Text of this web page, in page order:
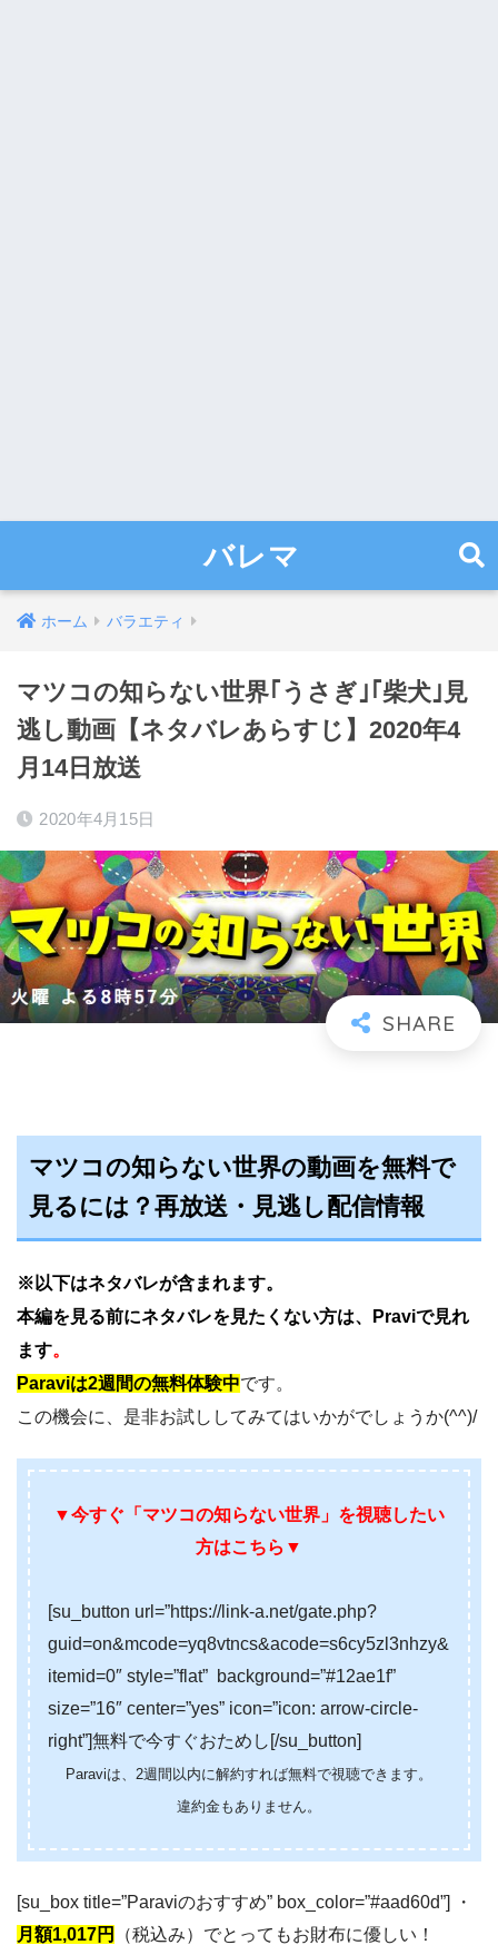
バレマ
ホーム バラエティ
マツコの知らない世界｢うさぎ｣｢柴犬｣見
逃し動画【ネタバレあらすじ】2020年4
月14日放送
2020年4月15日
マツコの知らない世界の動画を無料で
見るには？再放送・見逃し配信情報
※以下はネタバレが含まれます。
本編を見る前にネタバレを見たくない方は、Praviで見れ
ます。
Paraviは2週間の無料体験中です。
この機会に、是非お試ししてみてはいかがでしょうか(^^)/
▼今すぐ「マツコの知らない世界」を視聴したい
方はこちら▼
[su_button url=”https://link-a.net/gate.php?
guid=on&mcode=yq8vtncs&acode=s6cy5zl3nhzy&
itemid=0″ style=”flat” background=”#12ae1f”
size=”16″ center=”yes” icon=”icon: arrow-circle-
right”]無料で今すぐおためし[/su_button]
Paraviは、2週間以内に解約すれば無料で視聴できます。
違約金もありません。
[su_box title=”Paraviのおすすめ” box_color=”#aad60d”] ・
月額1,017円
（税込み）でとってもお財布に優しい！